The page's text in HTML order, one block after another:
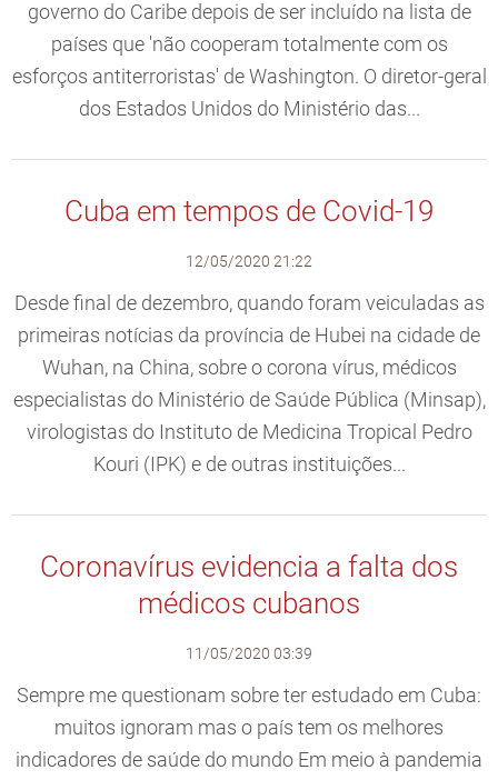
governo do Caribe depois de ser incluído na lista de
países que 'não cooperam totalmente com os
esforços antiterroristas' de Washington. O diretor-geral
dos Estados Unidos do Ministério das...
Cuba em tempos de Covid-19
12/05/2020 21:22
Desde final de dezembro, quando foram veiculadas as
primeiras notícias da província de Hubei na cidade de
Wuhan, na China, sobre o corona vírus, médicos
especialistas do Ministério de Saúde Pública (Minsap),
virologistas do Instituto de Medicina Tropical Pedro
Kouri (IPK) e de outras instituições...
Coronavírus evidencia a falta dos
médicos cubanos
11/05/2020 03:39
Sempre me questionam sobre ter estudado em Cuba:
muitos ignoram mas o país tem os melhores
indicadores de saúde do mundo Em meio à pandemia